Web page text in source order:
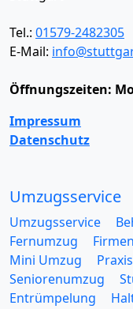
Tel.: 01579-2482305
E-Mail:
Öffnungszeiten:
Impressum
Datenschutz
Umzugsservice
Umzugsservice
Fernumzug
Mini Umzug
Seniorenumzug
Entrümpelung